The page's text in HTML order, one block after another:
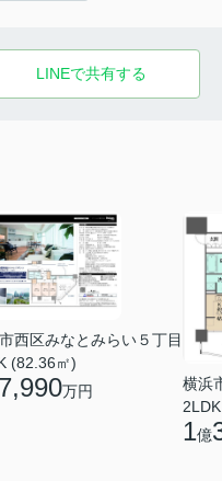
LINEで共有する
西区みなとみらい５丁目
(82.36㎡)
7,990万円
横浜
1億